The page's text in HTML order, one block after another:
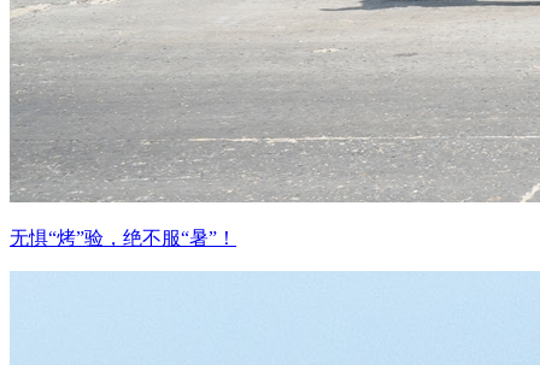
无惧“烤”验，绝不服“暑”！